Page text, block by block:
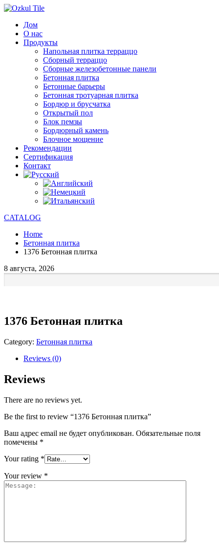
Дом
О нас
Продукты
Напольная плитка терраццо
Сборный терраццо
Сборные железобетонные панели
Бетонная плитка
Бетонные барьеры
Бетонная тротуарная плитка
Бордюр и брусчатка
Открытый пол
Блок пемзы
Бордюрный камень
Блочное мощение
Рекомендации
Сертификация
Контакт
CATALOG
Home
Бетонная плитка
1376 Бетонная плитка
8 августа, 2026
1376 Бетонная плитка
Category: Бетонная плитка
Reviews (0)
Reviews
There are no reviews yet.
Be the first to review “1376 Бетонная плитка”
Ваш адрес email не будет опубликован. Обязательные поля
помечены *
Your rating *
Your review *